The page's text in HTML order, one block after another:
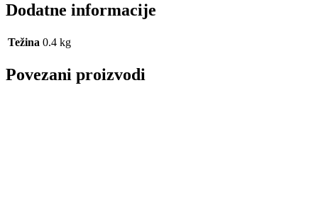
Dodatne informacije
Težina 0.4 kg
Povezani proizvodi